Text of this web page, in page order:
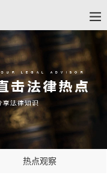
热点观察